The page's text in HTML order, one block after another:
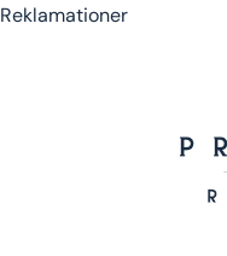
Reklamationer